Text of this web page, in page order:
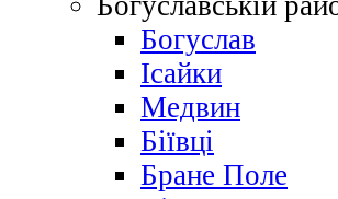
Богуслав
Ісайки
Медвин
Біївці
Бране Поле